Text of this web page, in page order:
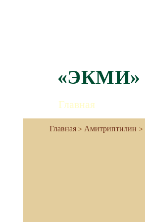
«ЭКМИ»
Главная
Амитриптилин